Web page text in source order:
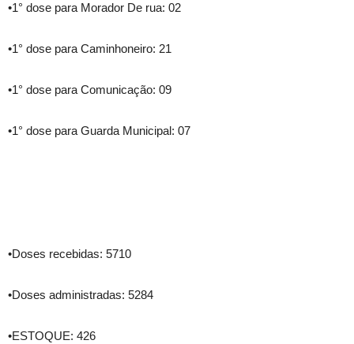
•1° dose para Morador De rua: 02
•1° dose para Caminhoneiro: 21
•1° dose para Comunicação: 09
•1° dose para Guarda Municipal: 07
•Doses recebidas: 5710
•Doses administradas: 5284
•ESTOQUE: 426